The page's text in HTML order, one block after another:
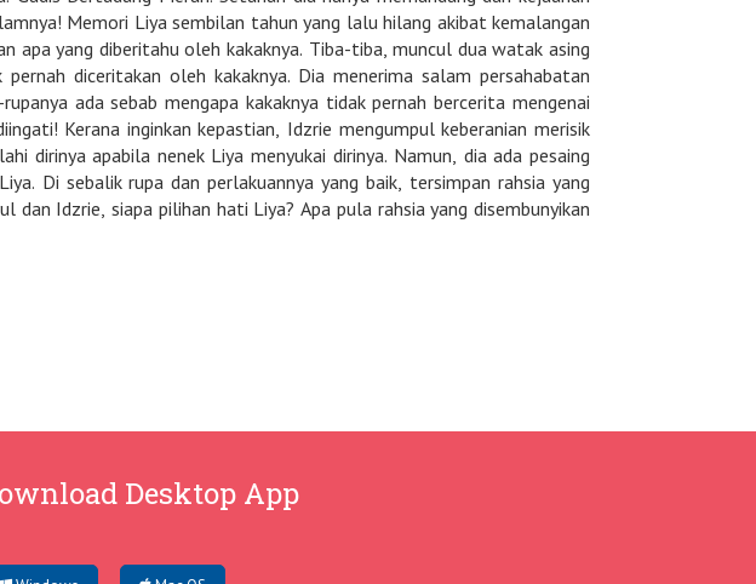
kemalangan
apa yang diberitahu oleh kakaknya. Tiba-tiba, muncul dua watak asing
diceritakan oleh kakaknya. Dia menerima salam persahabatan
ada sebab mengapa kakaknya tidak pernah bercerita mengenai
merisik
dirinya apabila nenek Liya menyukai dirinya. Namun, dia ada pesaing
Di sebalik rupa dan perlakuannya yang baik, tersimpan rahsia yang
Desktop App